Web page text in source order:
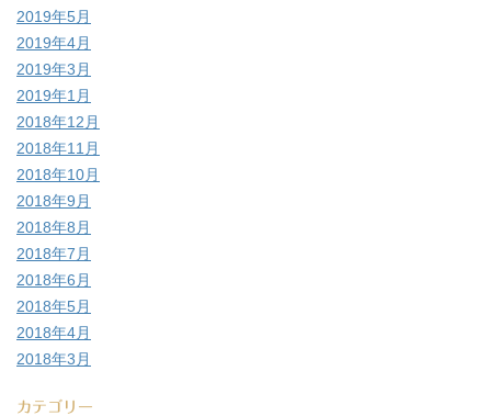
2019年5月
2019年4月
2019年3月
2019年1月
2018年12月
2018年11月
2018年10月
2018年9月
2018年8月
2018年7月
2018年6月
2018年5月
2018年4月
2018年3月
カテゴリー